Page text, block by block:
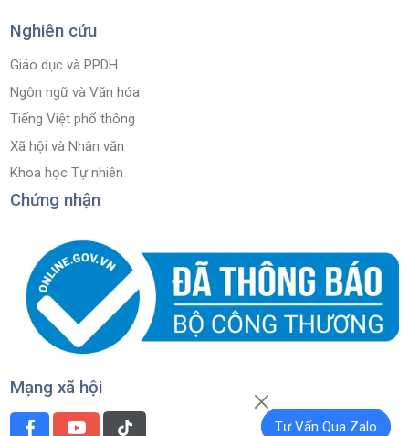
Nghiên cứu
Giáo dục và PPDH
Ngôn ngữ và Văn hóa
Tiếng Việt phổ thông
Xã hội và Nhân văn
Khoa học Tự nhiên
Chứng nhận
Mạng xã hội
Tư Vấn Qua Zalo